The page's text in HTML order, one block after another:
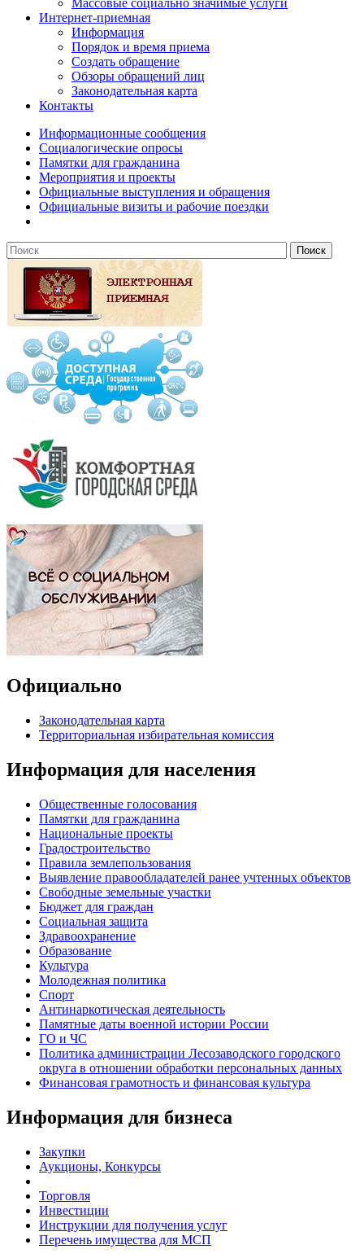
Массовые социально значимые услуги
Интернет-приемная
Информация
Порядок и время приема
Создать обращение
Обзоры обращений лиц
Законодательная карта
Контакты
Информационные сообщения
Социалогические опросы
Памятки для гражданина
Мероприятия и проекты
Официальные выступления и обращения
Официальные визиты и рабочие поездки
Официально
Законодательная карта
Территориальная избирательная комиссия
Информация для населения
Общественные голосования
Памятки для гражданина
Национальные проекты
Градостроительство
Правила землепользования
Выявление правообладателей ранее учтенных объектов
Свободные земельные участки
Бюджет для граждан
Социальная защита
Здравоохранение
Образование
Культура
Молодежная политика
Спорт
Антинаркотическая деятельность
Памятные даты военной истории России
ГО и ЧС
Политика администрации Лесозаводского городского
округа в отношении обработки персональных данных
Финансовая грамотность и финансовая культура
Информация для бизнеса
Закупки
Аукционы, Конкурсы
Торговля
Инвестиции
Инструкции для получения услуг
Перечень имущества для МСП